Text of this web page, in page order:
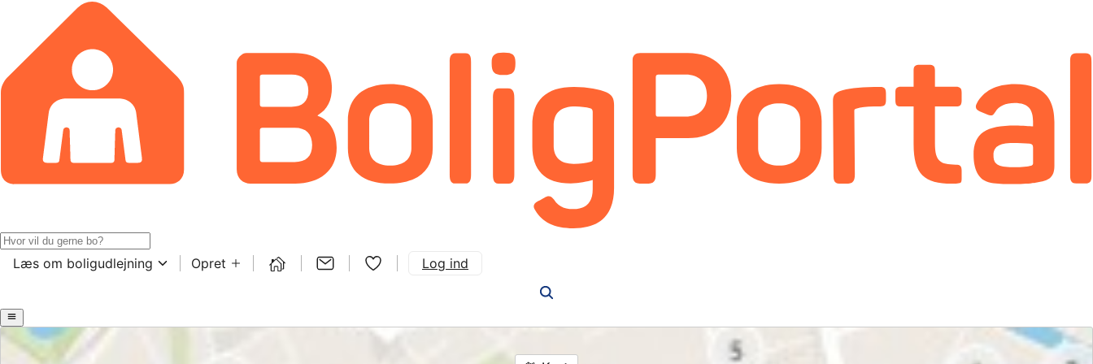
Læs om boligudlejning Opret Log ind